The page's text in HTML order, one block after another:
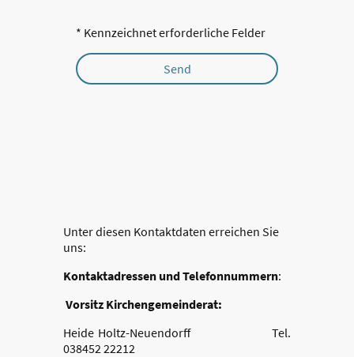
* Kennzeichnet erforderliche Felder
Send
Unter diesen Kontaktdaten erreichen Sie
uns:
Kontaktadressen und Telefonnummern:
Vorsitz Kirchengemeinderat:
Heide Holtz-Neuendorff Tel.
038452 22212